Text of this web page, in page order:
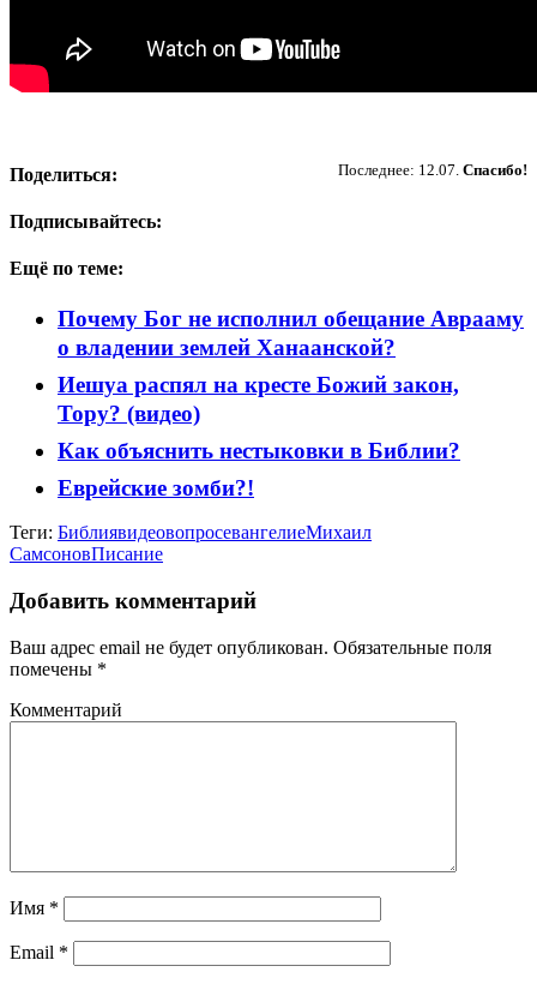
Последнее: 12.07. Спасибо!
Поделиться:
Подписывайтесь:
Ещё по теме:
Почему Бог не исполнил обещание Аврааму
о владении землей Ханаанской?
Иешуа распял на кресте Божий закон,
Тору? (видео)
Как объяснить нестыковки в Библии?
Еврейские зомби?!
Теги: БиблиявидеовопросевангелиеМихаил
СамсоновПисание
Добавить комментарий
Ваш адрес email не будет опубликован. Обязательные поля
помечены *
Комментарий
Имя *
Email *